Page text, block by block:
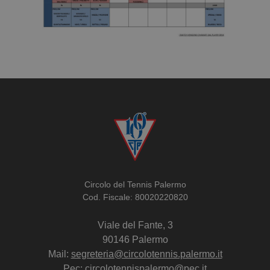
Circolo del Tennis Palermo
Cod. Fiscale: 80020220820
Viale del Fante, 3
90146 Palermo
Mail: segreteria@circolotennis.palermo.it